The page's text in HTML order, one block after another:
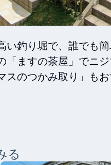
釣り堀で、誰でも
ますの茶屋」でニ
のつかみ取り」もお
る